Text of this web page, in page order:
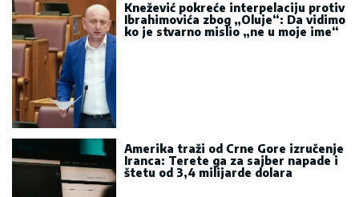
Knežević pokreće interpelaciju protiv
Ibrahimovića zbog „Oluje“: Da vidimo
ko je stvarno mislio „ne u moje ime“
Amerika traži od Crne Gore izručenje
Iranca: Terete ga za sajber napade i
štetu od 3,4 milijarde dolara